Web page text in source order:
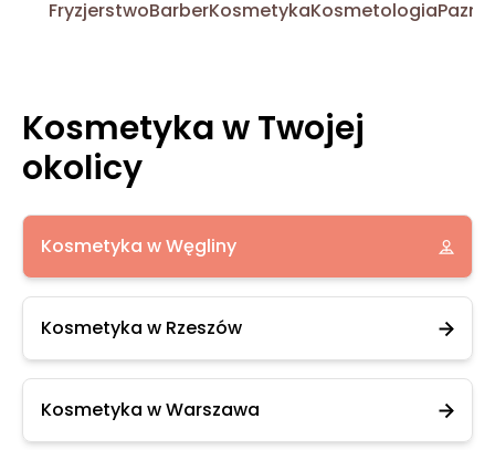
FryzjerstwoBarberKosmetykaKosmetologia
Kosmetyka w Twojej
okolicy
Kosmetyka w Węgliny
Kosmetyka w Rzeszów
Kosmetyka w Warszawa